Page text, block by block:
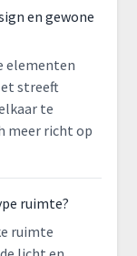
en gewone
elementen
streeft
te
meer richt op
ruimte?
ruimte